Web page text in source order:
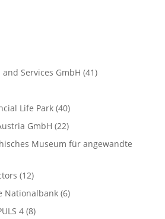
Services GmbH (41)
Life Park(40)
GmbH (22)
Museum für angewandte
(12)
Nationalbank(6)
4(8)